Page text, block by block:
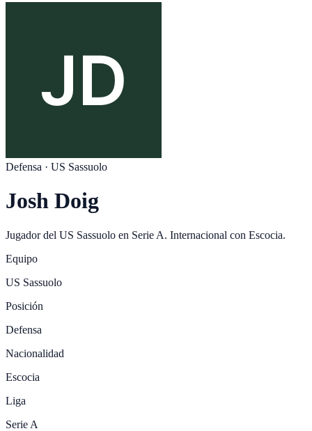
Defensa · US Sassuolo
Josh Doig
Jugador del US Sassuolo en Serie A. Internacional con Escocia.
Equipo
US Sassuolo
Posición
Defensa
Nacionalidad
Escocia
Liga
Serie A